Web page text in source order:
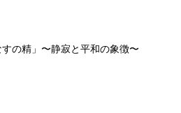
の精」〜静寂と平和の象徴〜